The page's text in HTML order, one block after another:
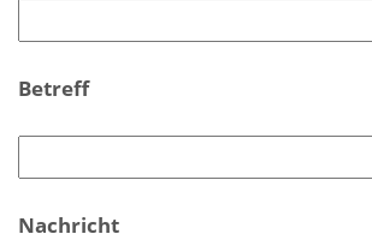
Betreff
Nachricht